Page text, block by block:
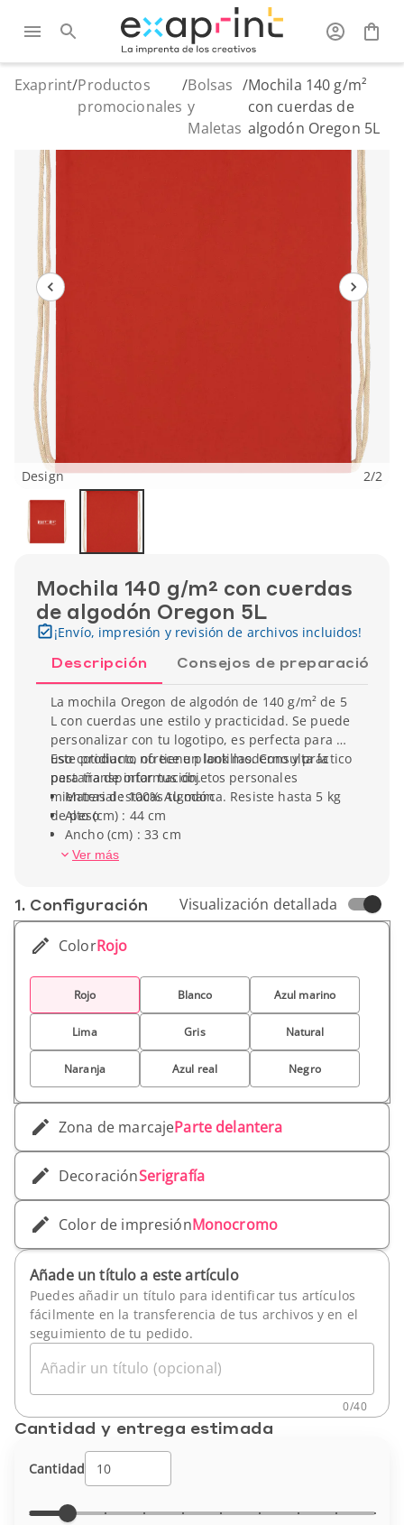
Exaprint/Productos
promocionales
/Bolsas
y
Maletas
/Mochila 140 g/m²
con cuerdas de
algodón Oregon 5L
Design 2/2
Mochila 140 g/m² con cuerdas
de algodón Oregon 5L
¡Envío, impresión y revisión de archivos incluidos!
Descripción Consejos de preparación
La mochila Oregon de algodón de 140 g/m² de 5
L con cuerdas une estilo y practicidad. Se puede
personalizar con tu logotipo, es perfecta para un
uso cotidiano, ofrece un look moderno y práctico
para transportar tus objetos personales
mientras destacas tu marca. Resiste hasta 5 kg
de peso
Este producto no tiene plantillas. Consulta la
pestaña de información.
Material : 100% Algodón
Alto (cm) : 44 cm
Ancho (cm) : 33 cm
Peso unitario : 80 gr
Ver más
1. Conf­iguración Visualización detallada
ColorRojo
Rojo Blanco Azul marino
Lima Gris Natural
Naranja Azul real Negro
Zona de marcajeParte delantera
DecoraciónSerigrafía
Color de impresiónMonocromo
Añade un título a este artículo
Puedes añadir un título para identificar tus artículos
fácilmente en la transferencia de tus archivos y en el
seguimiento de tu pedido.
Añadir un título (opcional)
0/40
Cantidad y entrega estimada
Cantidad